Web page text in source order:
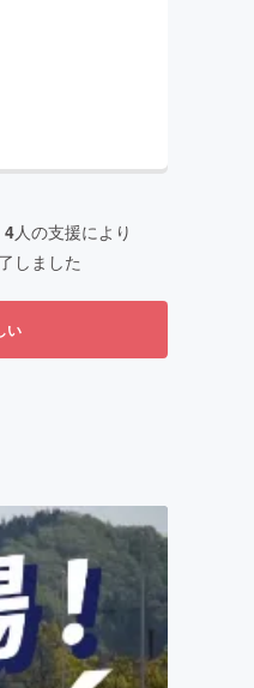
4人の支援により
しました
い